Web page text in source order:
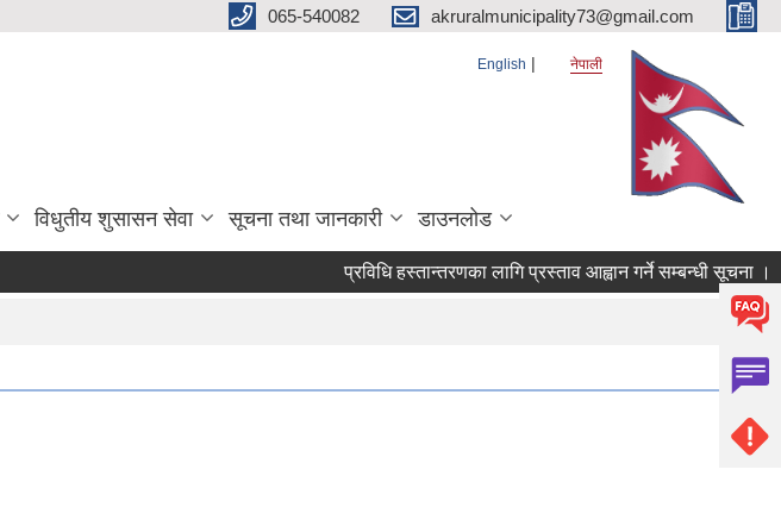
065-540082 akruralmunicipality73@gmail.com
English नेपाली
विधुतीय शुसासन सेवा सूचना तथा जानकारी डाउनलोड
प्रविधि हस्तान्तरणका लागि प्रस्ताव आह्वान गर्ने सम्बन्धी सूचना ।